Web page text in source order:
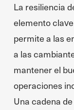
La resiliencia
elemento
permite a las
a las
mantener el
operaciones
Una cadena